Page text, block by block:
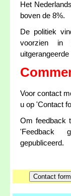
Het
boven de 8%.
De politiek
voorzien in
uitgerangeerde
Voor contact
u op 'Contact
Om feedback
'Feedback
gepubliceerd.